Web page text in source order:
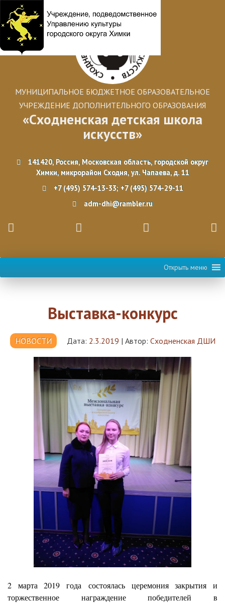
МУНИЦИПАЛЬНОЕ БЮДЖЕТНОЕ ОБРАЗОВАТЕЛЬНОЕ
УЧРЕЖДЕНИЕ ДОПОЛНИТЕЛЬНОГО ОБРАЗОВАНИЯ
«Сходненская детская школа
искусств»
141420, Россия, Московская область, городской округ
Химки, микрорайон Сходня, ул. Чапаева, д. 11
+7 (495) 574-13-33; +7 (495) 574-29-11
adm-dhi@rambler.ru
Открыть меню
Выставка-конкурс
НОВОСТИ Дата: 2.3.2019 | Автор: Сходненская ДШИ
2 марта 2019 года состоялась церемония закрытия и
торжественное награждение победителей в